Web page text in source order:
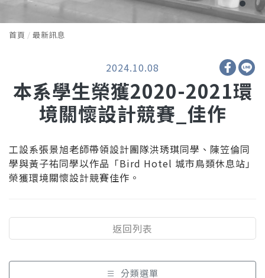
首頁 最新訊息
分類選單
2024.10.08
本系學生榮獲2020-2021環
境關懷設計競賽_佳作
工設系張景旭老師帶領設計團隊洪琇琪同學、陳笠倫同
學與黃子祐同學以作品「Bird Hotel 城市鳥類休息站」
榮獲環境關懷設計競賽佳作。
返回列表